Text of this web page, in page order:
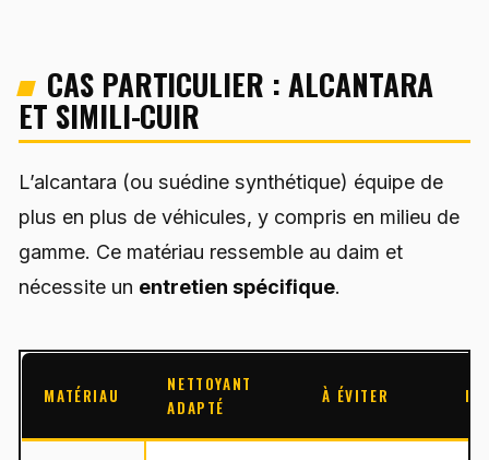
CAS PARTICULIER : ALCANTARA
ET SIMILI-CUIR
L’alcantara (ou suédine synthétique) équipe de
plus en plus de véhicules, y compris en milieu de
gamme. Ce matériau ressemble au daim et
nécessite un entretien spécifique.
MATÉRIAU
NETTOYANT
ADAPTÉ
À ÉVITER